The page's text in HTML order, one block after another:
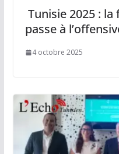
Tunisie 2025 :
passe à
4 octobre 2025